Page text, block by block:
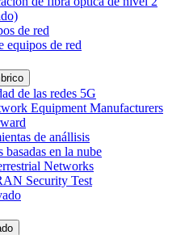
de red
equipos de red
de las redes 5G
Equipment Manufacturers
de anállisis
basadas en la nube
Networks
Security Test